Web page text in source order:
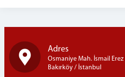
Adres
Osmaniye Mah. İsmail Erez
Bakırköy / İstanbul